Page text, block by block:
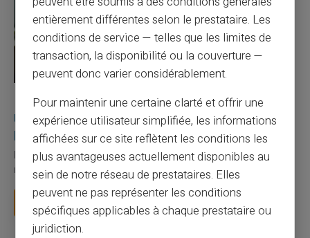
27/07/2026 Veritas Carte prépayée
Utilisation responsable du paiement mobile avec
la carte Veritas
Le paiement mobile s'est imposé dans les habitudes quotidiennes,
mais il appelle des réflexes pour é...
Lire la suite
entièrement différentes selon le prestataire. Les
conditions de service — telles que les limites de
transaction, la disponibilité ou la couverture —
peuvent donc varier considérablement.
Pour maintenir une certaine clarté et offrir une
expérience utilisateur simplifiée, les informations
affichées sur ce site reflètent les conditions les
plus avantageuses actuellement disponibles au
sein de notre réseau de prestataires. Elles
peuvent ne pas représenter les conditions
spécifiques applicables à chaque prestataire ou
juridiction.